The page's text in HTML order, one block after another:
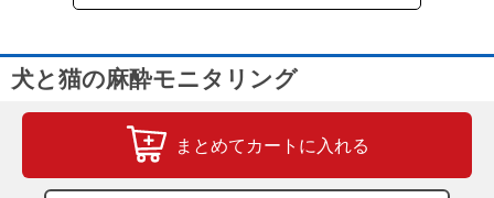
犬と猫の麻酔モニタリング
まとめてカートに入れる